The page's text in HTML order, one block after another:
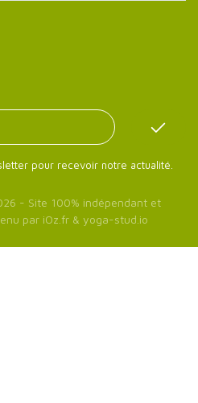
pour recevoir notre actualité.
- Site 100% indépendant et
par iOz.fr & yoga-stud.io